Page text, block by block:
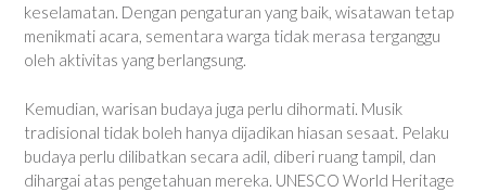
keselamatan. Dengan pengaturan yang baik, wisatawan tetap
menikmati acara, sementara warga tidak merasa terganggu
oleh aktivitas yang berlangsung.
Kemudian, warisan budaya juga perlu dihormati. Musik
tradisional tidak boleh hanya dijadikan hiasan sesaat. Pelaku
budaya perlu dilibatkan secara adil, diberi ruang tampil, dan
dihargai atas pengetahuan mereka. UNESCO World Heritage